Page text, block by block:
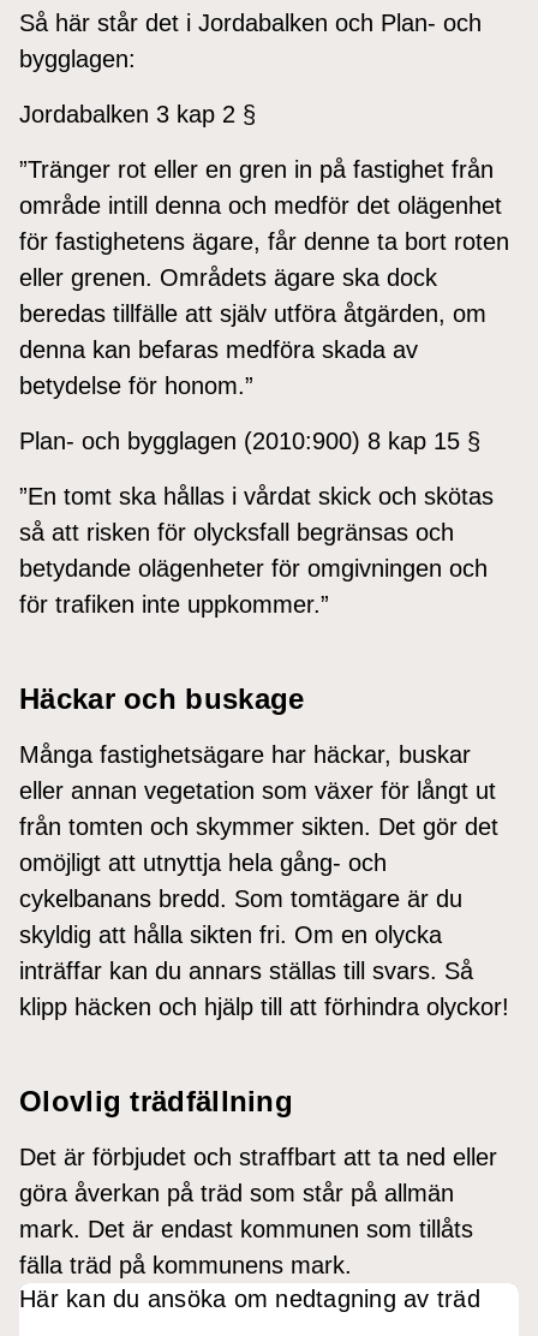
Så här står det i Jordabalken och Plan- och
bygglagen:
Jordabalken 3 kap 2 §
”Tränger rot eller en gren in på fastighet från
område intill denna och medför det olägenhet
för fastighetens ägare, får denne ta bort roten
eller grenen. Områdets ägare ska dock
beredas tillfälle att själv utföra åtgärden, om
denna kan befaras medföra skada av
betydelse för honom.”
Plan- och bygglagen (2010:900) 8 kap 15 §
”En tomt ska hållas i vårdat skick och skötas
så att risken för olycksfall begränsas och
betydande olägenheter för omgivningen och
för trafiken inte uppkommer.”
Häckar och buskage
Många fastighetsägare har häckar, buskar
eller annan vegetation som växer för långt ut
från tomten och skymmer sikten. Det gör det
omöjligt att utnyttja hela gång- och
cykelbanans bredd. Som tomtägare är du
skyldig att hålla sikten fri. Om en olycka
inträffar kan du annars ställas till svars. Så
klipp häcken och hjälp till att förhindra olyckor!
Olovlig trädfällning
Det är förbjudet och straffbart att ta ned eller
göra åverkan på träd som står på allmän
mark. Det är endast kommunen som tillåts
fälla träd på kommunens mark.
Här kan du ansöka om nedtagning av träd